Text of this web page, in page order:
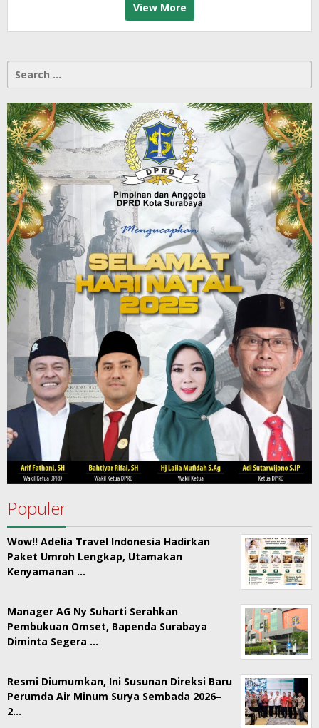
View More
Search
for:
Populer
Wow!! Adelia Travel Indonesia Hadirkan
Paket Umroh Lengkap, Utamakan
Kenyamanan …
Manager AG Ny Suharti Serahkan
Pembukuan Omset, Bapenda Surabaya
Diminta Segera …
Resmi Diumumkan, Ini Susunan Direksi Baru
Perumda Air Minum Surya Sembada 2026–
2…